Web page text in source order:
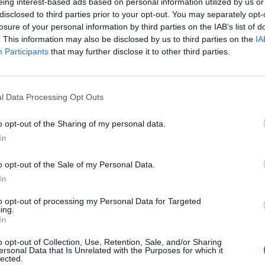
to third parties prior to your opt-out. You may separately
of your personal information by third parties on the IAB’s list of
This information may also be disclosed by us to third parties on the
Participants that may further disclose it to other third parties.
Data Processing Opt Outs
opt-out of the Sharing of my personal data.
opt-out of the Sale of my Personal Data.
opt-out of processing my Personal Data for Targeted
opt-out of Collection, Use, Retention, Sale, and/or Sharing
Data that Is Unrelated with the Purposes for which it
Fot. Warszawa w Pigułce
zasad. W tym zasady wolności słowa, swobody
gospodarczej, a także zasady prawa własności i wszystkich